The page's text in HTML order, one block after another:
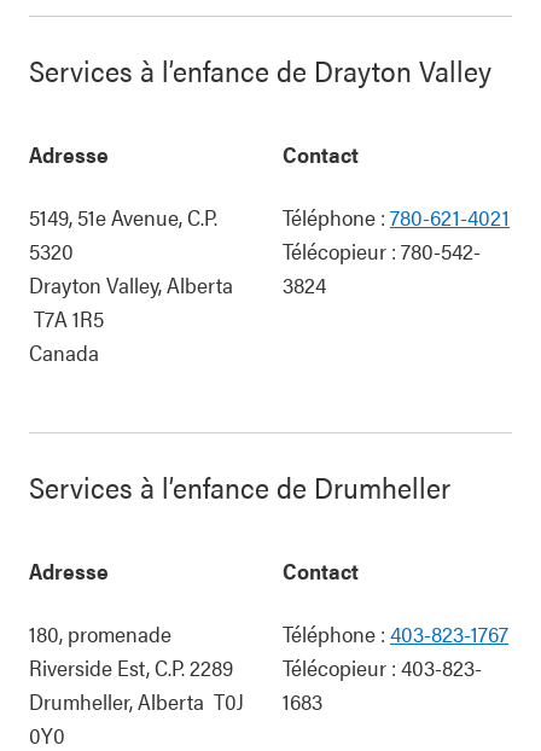
Services à l’enfance de Drayton Valley
Adresse
5149, 51e Avenue, C.P.
5320
Drayton Valley,Alberta
T7A 1R5
Canada
Contact
Téléphone : 780-621-4021
Télécopieur : 780-542-
3824
Services à l’enfance de Drumheller
Adresse
180, promenade
Riverside Est, C.P. 2289
Drumheller,Alberta T0J
0Y0
Contact
Téléphone : 403-823-1767
Télécopieur : 403-823-
1683